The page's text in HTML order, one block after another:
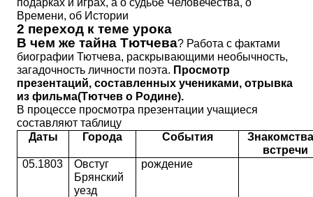
подарках и играх, а о судьбе Человечества, о
Времени, об Истории
2 переход к теме урока
В чем же тайна Тютчева? Работа с фактами
биографии Тютчева, раскрывающими необычность,
загадочность личности поэта. Просмотр
презентаций, составленных учениками, отрывка
из фильма(Тютчев о Родине).
В процессе просмотра презентации учащиеся
составляют таблицу
Даты
Города События
встречи
05.1803
Овстуг
Брянский
уезд
рождение